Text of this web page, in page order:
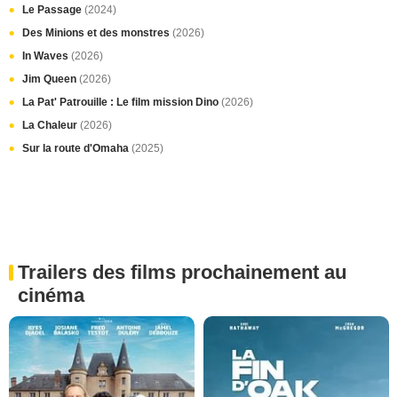
Le Passage (2024)
Des Minions et des monstres (2026)
In Waves (2026)
Jim Queen (2026)
La Pat' Patrouille : Le film mission Dino (2026)
La Chaleur (2026)
Sur la route d'Omaha (2025)
Trailers des films prochainement au
cinéma